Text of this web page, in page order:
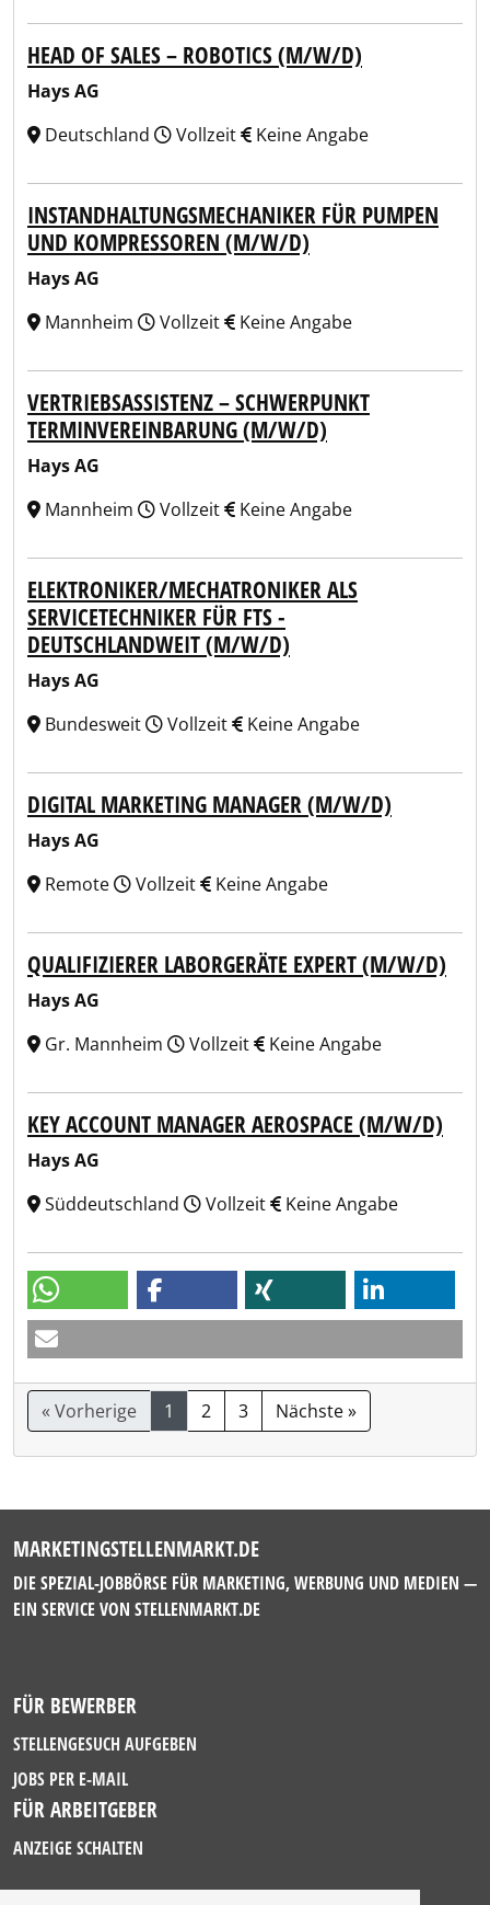
HEAD OF SALES – ROBOTICS (M/W/D)
Hays AG
Deutschland
Vollzeit Keine Angabe
INSTANDHALTUNGSMECHANIKER FÜR PUMPEN
UND KOMPRESSOREN (M/W/D)
Hays AG
Mannheim
Vollzeit Keine Angabe
VERTRIEBSASSISTENZ – SCHWERPUNKT
TERMINVEREINBARUNG (M/W/D)
Hays AG
Mannheim
Vollzeit Keine Angabe
ELEKTRONIKER/MECHATRONIKER ALS
SERVICETECHNIKER FÜR FTS -
DEUTSCHLANDWEIT (M/W/D)
Hays AG
Bundesweit
Vollzeit Keine Angabe
DIGITAL MARKETING MANAGER (M/W/D)
Hays AG
Remote
Vollzeit Keine Angabe
QUALIFIZIERER LABORGERÄTE EXPERT (M/W/D)
Hays AG
Gr. Mannheim
Vollzeit Keine Angabe
KEY ACCOUNT MANAGER AEROSPACE (M/W/D)
Hays AG
Süddeutschland
Vollzeit Keine Angabe
« Vorherige 1 2 3 Nächste »
MARKETINGSTELLENMARKT.DE
DIE SPEZIAL-JOBBÖRSE FÜR MARKETING, WERBUNG UND MEDIEN —
EIN SERVICE VON STELLENMARKT.DE
FÜR BEWERBER
STELLENGESUCH AUFGEBEN
JOBS PER E-MAIL
FÜR ARBEITGEBER
ANZEIGE SCHALTEN